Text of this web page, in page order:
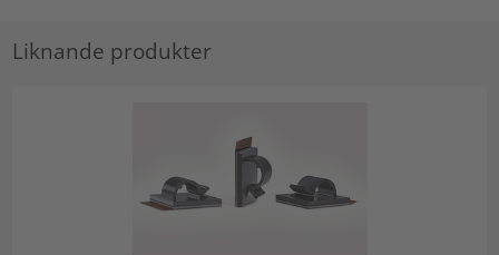
Liknande produkter